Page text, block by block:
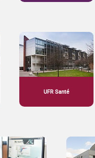
UFR Santé